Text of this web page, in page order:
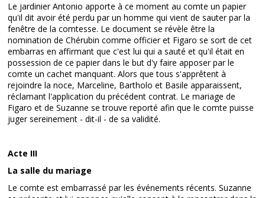
Le jardinier Antonio apporte à ce moment au comte un papier
qu'il dit avoir été perdu par un homme qui vient de sauter par la
fenêtre de la comtesse. Le document se révèle être la
nomination de Chérubin comme officier et Figaro se sort de cet
embarras en affirmant que c'est lui qui a sauté et qu'il était en
possession de ce papier dans le but d'y faire apposer par le
comte un cachet manquant. Alors que tous s'apprêtent à
rejoindre la noce, Marceline, Bartholo et Basile apparaissent,
réclamant l'application du précédent contrat. Le mariage de
Figaro et de Suzanne se trouve reporté afin que le comte puisse
juger sereinement - dit-il - de sa validité.
Acte III
La salle du mariage
Le comte est embarrassé par les événements récents. Suzanne